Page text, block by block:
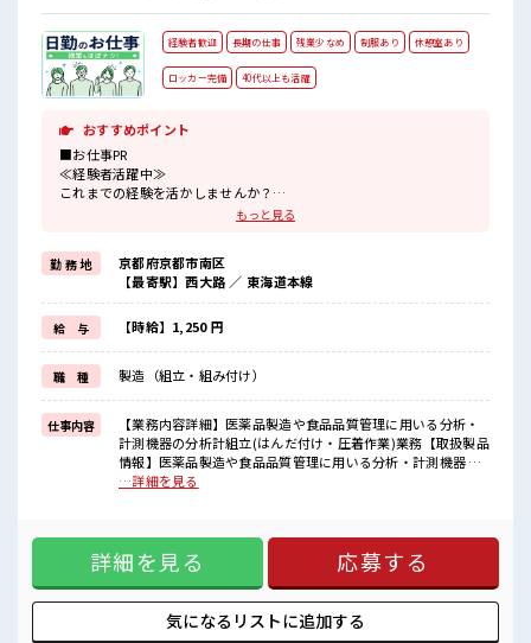
経験者歓迎 長期の仕事 残業少なめ 制服あり 休憩室あり
ロッカー完備 40代以上も活躍
おすすめポイント
■お仕事PR
≪経験者活躍中≫
これまでの経験を活かしませんか？
≪自分の時間も大切≫
残業はほとんどナシ！
場合によってはお願いすることもあります♪
≪機能的な制服アリ≫
制服があるので、
毎日の服装の悩み解消♪
≪自分に合った期間で働ける≫
福利厚生が整った派遣のお仕事です！
■職場の雰囲気
休憩室で自分タイム！
のんびりスマホチェック♪
職場にはロッカー完備！
チョットだけの経験もしっかり活かせます！
もっと見る
勤 務 地
京都府京都市南区
【最寄駅】西大路 ／ 東海道本線
給 与 【時給】1,250 円
職 種 製造（組立・組み付け）
仕事内容
【業務内容詳細】医薬品製造や食品品質管理に用いる分析・
計測機器の分析計組立(はんだ付け・圧着作業)業務【取扱製品
情報】医薬品製造や食品品質管理に用いる分析・計測機器 ■
お仕事PR ≪経験者活躍中≫ これまでの経験を活かしません
合によってはお願いすることもあります♪ ≪機能的な制服ア
リ≫ 制服があるので、 毎日の服装の悩み解消♪ ≪自分に合っ
た期間で働ける≫ 福利厚生が整った派遣のお仕事です！ ■職
場の雰囲気 休憩室で自分タイム！ のんびりスマホチェック♪
職場にはロッカー完備！ 私物の置きすぎには注意が必要です
ね★ 経験者歓迎☆ チョットだけの経験もしっかり活かせま
…詳細を見る
詳細を見る 応募する
気になるリストに追加する